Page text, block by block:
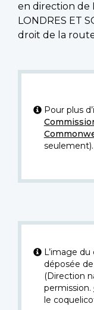
en direction de
LONDRES ET
droit de la
Pour plus
seulement).
L’image
déposée
(Direction
permission.
le